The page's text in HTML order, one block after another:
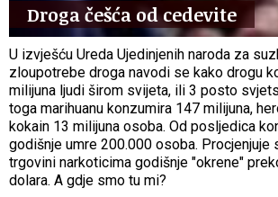
Droga češća od cedevite
U izvješću Ureda Ujedinjenih naroda za
zloupotrebe droga navodi se kako drogu
milijuna ljudi širom svijeta, ili 3 posto
toga marihuanu konzumira 147 milijuna,
kokain 13 milijuna osoba. Od posljedica
godišnje umre 200.000 osoba. Procjenjuje
trgovini narkoticima godišnje "okrene"
dolara. A gdje smo tu mi?